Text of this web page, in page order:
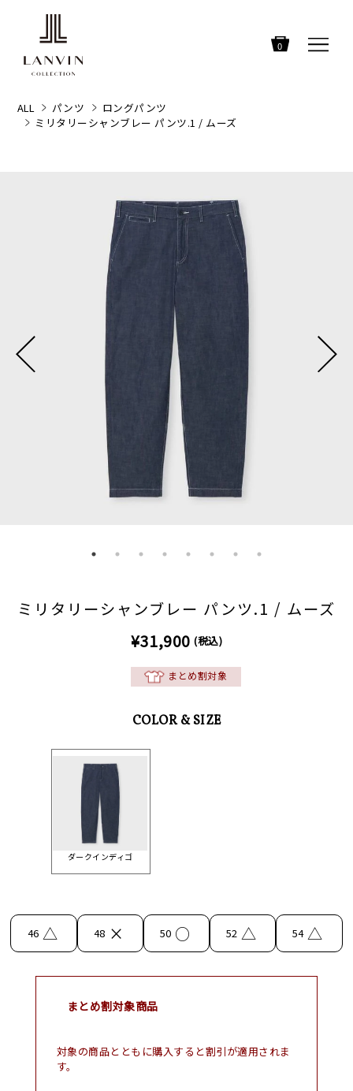
0
ALL パンツ
ロングパンツ
ミリタリーシャンブレー パンツ.1 / ムーズ
ミリタリーシャンブレー パンツ.1 / ムーズ
¥31,900 (税込)
まとめ割対象
COLOR & SIZE
ダークインディゴ
46 △ 48 × 50 ○ 52 △ 54 △
まとめ割対象商品
対象の商品とともに購入すると割引が適用されま
す。